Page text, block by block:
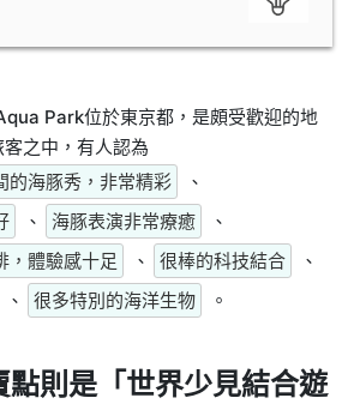
Park位於東京都，是頗受歡迎的地
之中，有人認為
的海豚秀，非常精彩
、
、 海豚表演非常療癒
、
，體驗感十足
、 很棒的科技結合
、
、 很多特別的海洋生物 。
點則是「世界少見結合遊